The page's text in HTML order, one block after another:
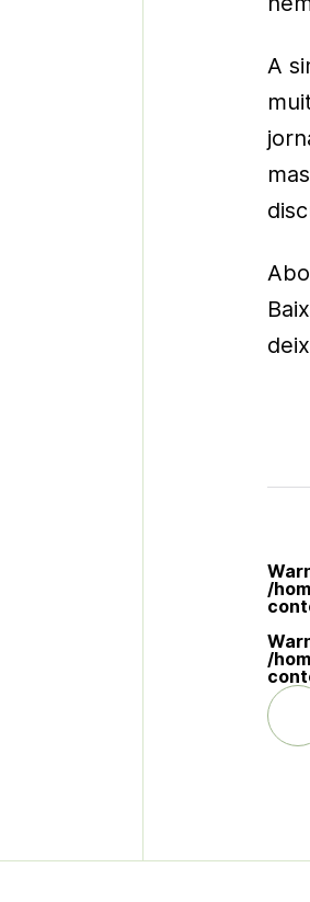
A
/
/